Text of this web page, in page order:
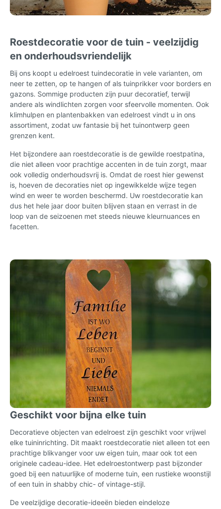
Roestdecoratie voor de tuin - veelzijdig
en onderhoudsvriendelijk
Bij ons koopt u edelroest tuindecoratie in vele varianten, om
neer te zetten, op te hangen of als tuinprikker voor borders en
gazons. Sommige producten zijn puur decoratief, terwijl
andere als windlichten zorgen voor sfeervolle momenten. Ook
klimhulpen en plantenbakken van edelroest vindt u in ons
assortiment, zodat uw fantasie bij het tuinontwerp geen
grenzen kent.
Het bijzondere aan roestdecoratie is de gewilde roestpatina,
die niet alleen voor prachtige accenten in de tuin zorgt, maar
ook volledig onderhoudsvrij is. Omdat de roest hier gewenst
is, hoeven de decoraties niet op ingewikkelde wijze tegen
wind en weer te worden beschermd. Uw roestdecoratie kan
dus het hele jaar door buiten blijven staan en verrast in de
loop van de seizoenen met steeds nieuwe kleurnuances en
facetten.
Geschikt voor bijna elke tuin
Decoratieve objecten van edelroest zijn geschikt voor vrijwel
elke tuininrichting. Dit maakt roestdecoratie niet alleen tot een
prachtige blikvanger voor uw eigen tuin, maar ook tot een
originele cadeau-idee. Het edelroestontwerp past bijzonder
goed bij een natuurlijke of moderne tuin, een rustieke woonstijl
of een tuin in shabby chic- of vintage-stijl.
De veelzijdige decoratie-ideeën bieden eindeloze